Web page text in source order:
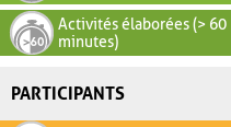
Activités élaborées (> 60
minutes)
PARTICIPANTS